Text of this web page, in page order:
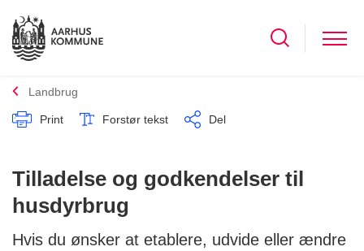
Landbrug
Print Forstør tekst Del
Tilladelse og godkendelser til
husdyrbrug
Hvis du ønsker at etablere, udvide eller ændre